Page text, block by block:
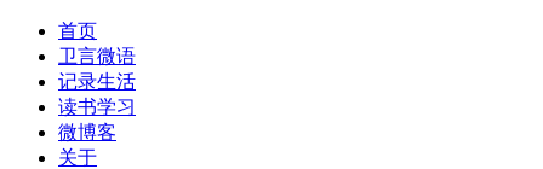
首页
卫言微语
记录生活
读书学习
微博客
关于